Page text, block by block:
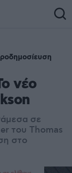
νέο
σε
του Thomas
στο